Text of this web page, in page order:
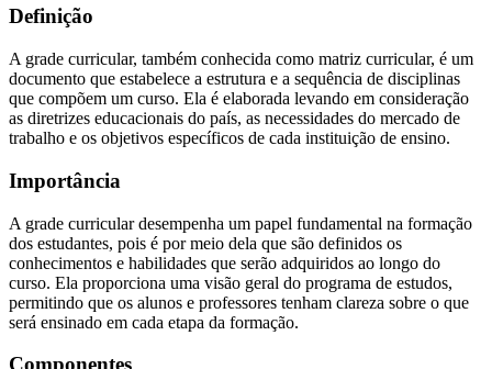
Definição
A grade curricular, também conhecida como matriz curricular, é um
documento que estabelece a estrutura e a sequência de disciplinas
que compõem um curso. Ela é elaborada levando em consideração
as diretrizes educacionais do país, as necessidades do mercado de
trabalho e os objetivos específicos de cada instituição de ensino.
Importância
A grade curricular desempenha um papel fundamental na formação
dos estudantes, pois é por meio dela que são definidos os
conhecimentos e habilidades que serão adquiridos ao longo do
curso. Ela proporciona uma visão geral do programa de estudos,
permitindo que os alunos e professores tenham clareza sobre o que
será ensinado em cada etapa da formação.
Componentes